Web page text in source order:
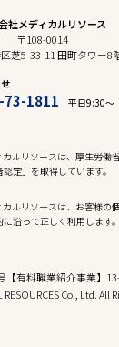
社メディカルリソース
〒108-0014
芝5-33-11 田町タワー8
73-1811
平日9:30〜
カルリソースは、厚生労働
定」を取得しています。
カルリソースは、お客様の
沿って正しく利用します。
【有料職業紹介事業】
Co., Ltd. All